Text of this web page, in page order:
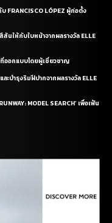
FRANCISCO LÓPEZ ผู้ก่อตั้ง
สันให้กับใบหน้าจากผลรางวัล ELLE
ออกแบบโดยผู้เชี่ยวชาญ
บำรุงริมฝีปากจากผลรางวัล ELLE
MODEL SEARCH’ เพื่อเฟ้น